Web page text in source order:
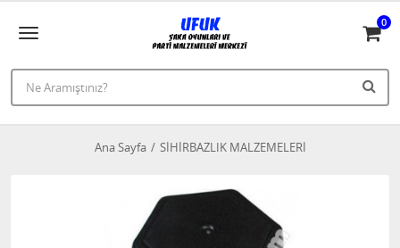
0
Ana Sayfa SİHİRBAZLIK MALZEMELERİ